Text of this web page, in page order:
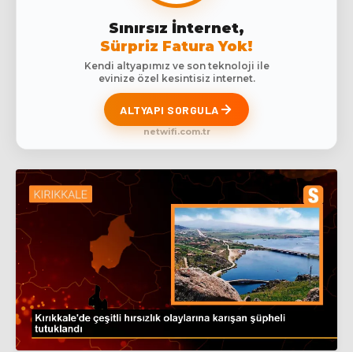
Sınırsız İnternet,
Sürpriz Fatura Yok!
Kendi altyapımız ve son teknoloji ile
evinize özel kesintisiz internet.
ALTYAPI SORGULA
netwifi.com.tr